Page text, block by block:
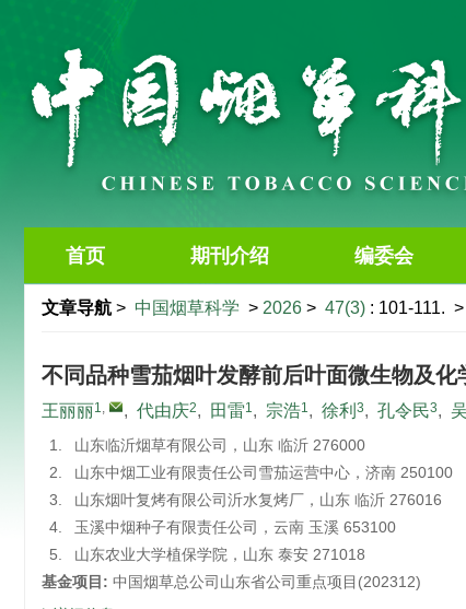
首页 期刊介绍 编委会
文章导航 > 中国烟草科学 > 2026 > 47(3) : 101-111.
不同品种雪茄烟叶发酵前后叶面微生物及化
王丽丽1, , 代由庆2, 田雷1, 宗浩1, 徐利 3, 孔令民3,
1.
山东临沂烟草有限公司，山东 临沂 276000
2.
山东中烟工业有限责任公司雪茄运营中心，济南 250100
3.
山东烟叶复烤有限公司沂水复烤厂，山东 临沂 276016
4.
玉溪中烟种子有限责任公司，云南 玉溪 653100
5.
山东农业大学植保学院，山东 泰安 271018
基金项目: 中国烟草总公司山东省公司重点项目(202312)